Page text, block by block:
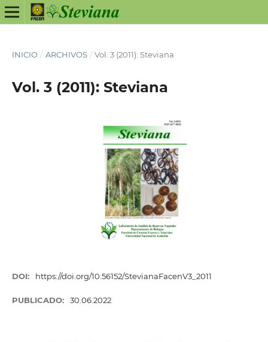
INICIO / ARCHIVOS / Vol. 3 (2011): Steviana
Vol. 3 (2011): Steviana
DOI: https://doi.org/10.56152/StevianaFacenV3_2011
PUBLICADO: 30.06.2022